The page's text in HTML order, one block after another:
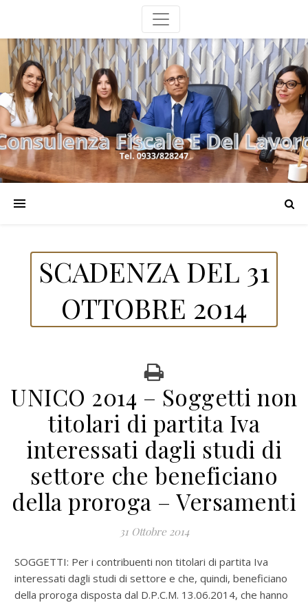
SCADENZA DEL 31
OTTOBRE 2014
UNICO 2014 – Soggetti non
titolari di partita Iva
interessati dagli studi di
settore che beneficiano
della proroga – Versamenti
31 Ottobre 2014
SOGGETTI: Per i contribuenti non titolari di partita Iva
interessati dagli studi di settore e che, quindi, beneficiano
della proroga disposta dal D.P.C.M. 13.06.2014, che hanno